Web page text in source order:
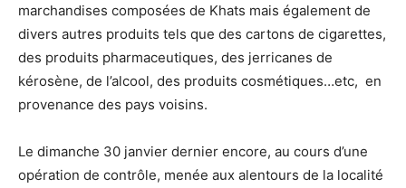
marchandises composées de Khats mais également de
divers autres produits tels que des cartons de cigarettes,
des produits pharmaceutiques, des jerricanes de
kérosène, de l’alcool, des produits cosmétiques…etc, en
provenance des pays voisins.
Le dimanche 30 janvier dernier encore, au cours d’une
opération de contrôle, menée aux alentours de la localité